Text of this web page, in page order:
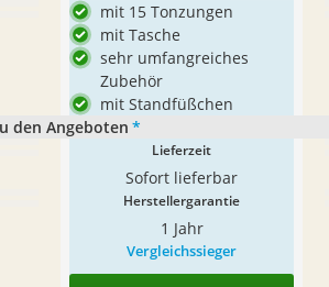
mit 15 Tonzungen
mit Tasche
sehr umfangreiches
Zubehör
mit Standfüßchen
den Angeboten *
Lieferzeit
Sofort lieferbar
Herstellergarantie
1 Jahr
Vergleichssieger